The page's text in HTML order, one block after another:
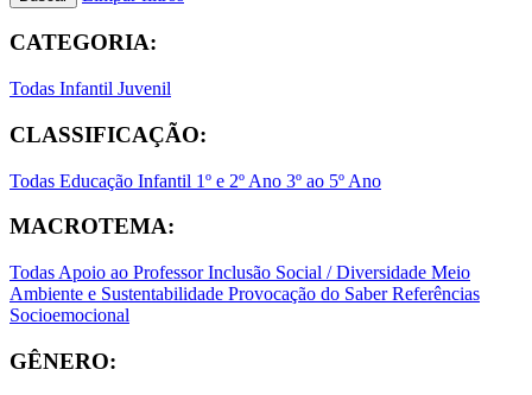
CATEGORIA:
Todas Infantil Juvenil
CLASSIFICAÇÃO:
Todas Educação Infantil 1º e 2º Ano 3º ao 5º Ano
MACROTEMA:
Todas Apoio ao ProfessorInclusão Social / Diversidade Meio
Ambiente e Sustentabilidade Provocação do SaberReferências
Socioemocional
GÊNERO: